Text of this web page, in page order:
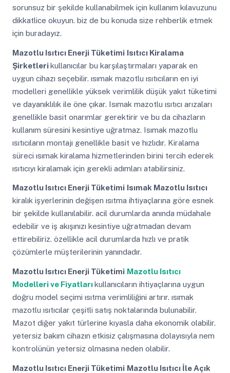
sorunsuz bir şekilde kullanabilmek için kullanım kılavuzunu
dikkatlice okuyun. biz de bu konuda size rehberlik etmek
için buradayız.
Mazotlu Isıtıcı Enerji Tüketimi Isıtıcı Kiralama
Şirketlerikullanıcılar bu karşılaştırmaları yaparak en
uygun cihazı seçebilir. ısımak mazotlu ısıtıcıların en iyi
modelleri genellikle yüksek verimlilik düşük yakıt tüketimi
ve dayanıklılık ile öne çıkar. Isımak mazotlu ısıtıcı arızaları
genellikle basit onarımlar gerektirir ve bu da cihazların
kullanım süresini kesintiye uğratmaz. Isımak mazotlu
ısıtıcıların montajı genellikle basit ve hızlıdır. Kiralama
süreci ısımak kiralama hizmetlerinden birini tercih ederek
ısıtıcıyı kiralamak için gerekli adımları atabilirsiniz.
Mazotlu Isıtıcı Enerji Tüketimi Isımak Mazotlu Isıtıcı
kiralık işyerlerinin değişen ısıtma ihtiyaçlarına göre esnek
bir şekilde kullanılabilir. acil durumlarda anında müdahale
edebilir ve iş akışınızı kesintiye uğratmadan devam
ettirebiliriz. özellikle acil durumlarda hızlı ve pratik
çözümlerle müşterilerinin yanındadır.
Mazotlu Isıtıcı Enerji Tüketimi Mazotlu Isıtıcı
Modelleri ve Fiyatlarıkullanıcıların ihtiyaçlarına uygun
doğru model seçimi ısıtma verimliliğini artırır. ısımak
mazotlu ısıtıcılar çeşitli satış noktalarında bulunabilir.
Mazot diğer yakıt türlerine kıyasla daha ekonomik olabilir.
yetersiz bakım cihazın etkisiz çalışmasına dolayısıyla nem
kontrolünün yetersiz olmasına neden olabilir.
Mazotlu Isıtıcı Enerji Tüketimi Mazotlu Isıtıcı İle Açık